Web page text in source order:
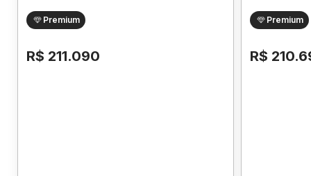
Premium
R$ 211.090
Premium
R$